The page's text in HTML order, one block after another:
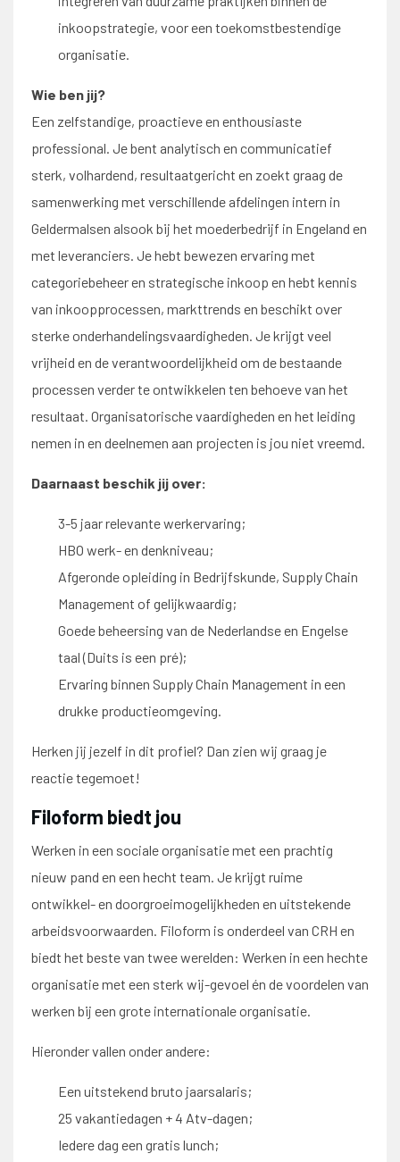
inkoopstrategie, voor een toekomstbestendige
organisatie.
Wie ben jij?
Een zelfstandige, proactieve en enthousiaste
professional. Je bent analytisch en communicatief
sterk, volhardend, resultaatgericht en zoekt graag de
samenwerking met verschillende afdelingen intern in
Geldermalsen alsook bij het moederbedrijf in Engeland en
met leveranciers. Je hebt bewezen ervaring met
categoriebeheer en strategische inkoop en hebt kennis
van inkoopprocessen, markttrends en beschikt over
sterke onderhandelingsvaardigheden. Je krijgt veel
vrijheid en de verantwoordelijkheid om de bestaande
processen verder te ontwikkelen ten behoeve van het
resultaat. Organisatorische vaardigheden en het leiding
nemen in en deelnemen aan projecten is jou niet vreemd.
Daarnaast beschik jij over:
3-5 jaar relevante werkervaring;
HBO werk- en denkniveau;
Afgeronde opleiding in Bedrijfskunde, Supply Chain
Management of gelijkwaardig;
Goede beheersing van de Nederlandse en Engelse
taal (Duits is een pré);
Ervaring binnen Supply Chain Management in een
drukke productieomgeving.
Herken jij jezelf in dit profiel? Dan zien wij graag je
reactie tegemoet!
Filoform biedt jou
Werken in een sociale organisatie met een prachtig
nieuw pand en een hecht team. Je krijgt ruime
ontwikkel- en doorgroeimogelijkheden en uitstekende
arbeidsvoorwaarden. Filoform is onderdeel van CRH en
biedt het beste van twee werelden: Werken in een hechte
organisatie met een sterk wij-gevoel én de voordelen van
werken bij een grote internationale organisatie.
Hieronder vallen onder andere:
Een uitstekend bruto jaarsalaris;
25 vakantiedagen + 4 Atv-dagen;
Iedere dag een gratis lunch;